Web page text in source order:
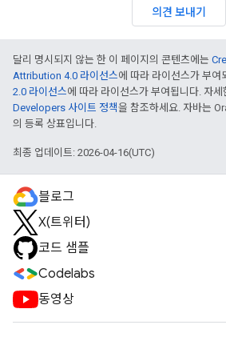
의견 보내기
달리 명시되지 않는 한 이 페이지의 콘텐츠에는
Attribution 4.0 라이선스에 따라 라이선스가 부여
2.0 라이선스에 따라 라이선스가 부여됩니다. 자세
Developers 사이트 정책을 참조하세요. 자바는
의 등록 상표입니다.
최종 업데이트: 2026-04-16(UTC)
블로그
X(트위터)
코드 샘플
Codelabs
동영상